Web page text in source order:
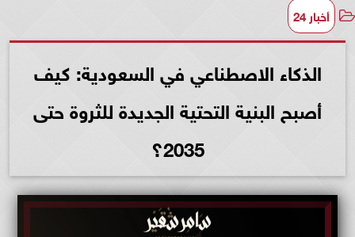
أخبار 24
الذكاء الاصطناعي في السعودية: كيف
أصبح البنية التحتية الجديدة للثروة حتى
2035؟